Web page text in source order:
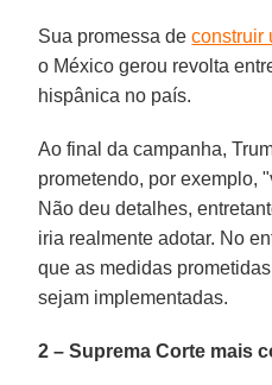
Sua promessa deconstruir
o México gerou revolta
hispânica no país.
Ao final da campanha,
prometendo, por exemplo,
Não deu detalhes,
iria realmente adotar. No
que as medidas
sejam implementadas.
2 – Suprema Corte mais